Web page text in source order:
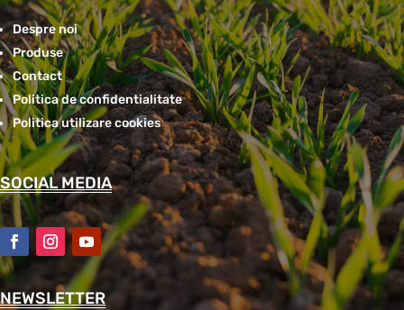
Despre noi
Produse
Contact
Politica de confidentialitate
Politica utilizare cookies
SOCIAL MEDIA
NEWSLETTER